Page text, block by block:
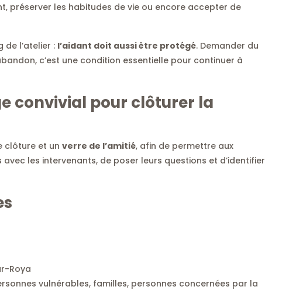
préserver les habitudes de vie ou encore accepter de
l’atelier : l’aidant doit aussi être protégé. Demander du
c’est une condition essentielle pour continuer à
convivial pour clôturer la
clôture et un verre de l’amitié, afin de permettre aux
les intervenants, de poser leurs questions et d’identifier
Roya
vulnérables, familles, personnes concernées par la